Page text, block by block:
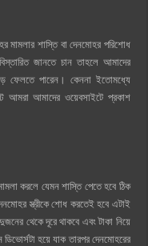
শাস্তি বা দেনমোহর পরিশোধ
জানতে চান তাহলে আমাদের
ফেলতে পারেন। কেননা ইতোমধ্যে
আমরা আমাদের ওয়েবসাইটে প্রকাশ
করলে যেমন শাস্তি পেতে হবে ঠিক
স্ত্রীকে শোধ করতেই হবে এটাই
থেকে দূরে থাকবে এবং টাকা নিয়ে
হয়ে যাক তারপর দেনমোহরের